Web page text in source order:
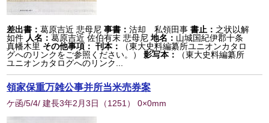
差出書：葛原吉近 悲母尼 事書：沽却 私領田事書止： 之状以解
如件 人名：葛原吉近 佐伯有末 悲母尼 地名： 山城国紀伊郡十条
真幡木里 その他事項： 刊本：
（東大史料編纂所ユニオンカタロ
グへのリンクをご参照ください。）
影写本：
（東大史料編纂所
ユニオンカタログへのリンク...
領家保重万雑公事并所当米売券案
ケ函/5/4/ 建長3年2月3日 （1251 ） 0×0mm